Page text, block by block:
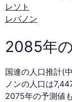
レソト
レバノン
2085年
国連の人口推計(
ノンの人口は
2075年の予測値